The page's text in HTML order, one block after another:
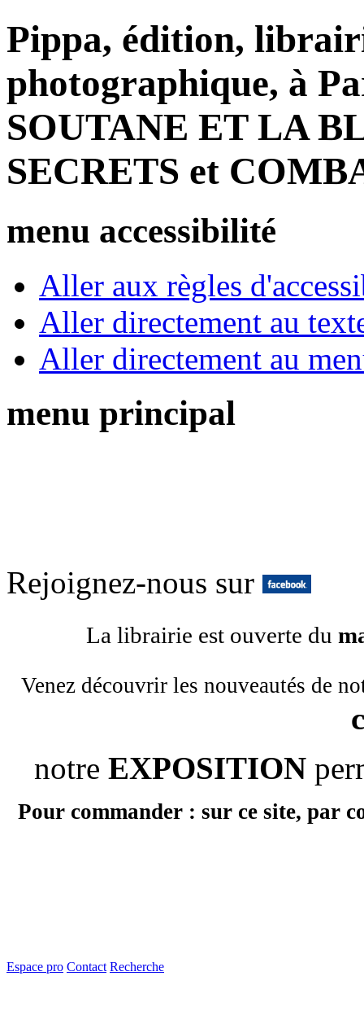
Pippa, édition,
photographique, à
SOUTANE ET LA
SECRETS et
menu accessibilité
Aller aux règles
Aller directement au
Aller directement au
menu principal
Rejoignez-nous sur
La librairie est ouverte du
Venez découvrir les nouveautés de
notre EXPOSITION
Pour commander : sur ce site, par
Espace pro Contact Recherche